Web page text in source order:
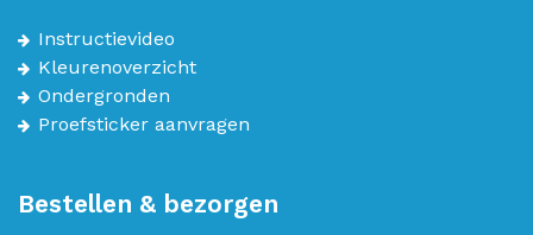
Instructievideo
Kleurenoverzicht
Ondergronden
Proefsticker aanvragen
Bestellen & bezorgen